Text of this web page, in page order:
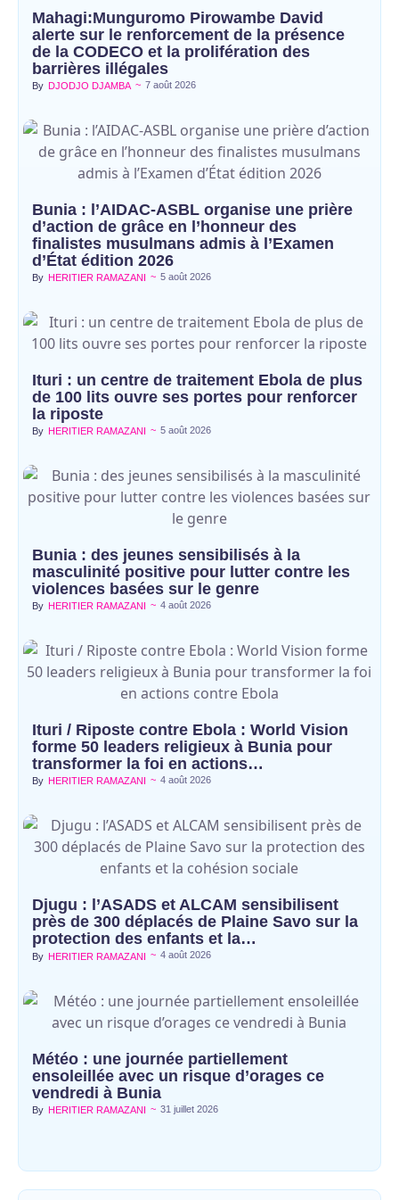
Mahagi:Munguromo Pirowambe David
alerte sur le renforcement de la présence
de la CODECO et la prolifération des
barrières illégales
By DJODJO DJAMBA ~ 7 août 2026
Bunia : l’AIDAC-ASBL organise une prière
d’action de grâce en l’honneur des
finalistes musulmans admis à l’Examen
d’État édition 2026
By HERITIER RAMAZANI ~ 5 août 2026
Ituri : un centre de traitement Ebola de plus
de 100 lits ouvre ses portes pour renforcer
la riposte
By HERITIER RAMAZANI ~ 5 août 2026
Bunia : des jeunes sensibilisés à la
masculinité positive pour lutter contre les
violences basées sur le genre
By HERITIER RAMAZANI ~ 4 août 2026
Ituri / Riposte contre Ebola : World Vision
forme 50 leaders religieux à Bunia pour
transformer la foi en actions…
By HERITIER RAMAZANI ~ 4 août 2026
Djugu : l’ASADS et ALCAM sensibilisent
près de 300 déplacés de Plaine Savo sur la
protection des enfants et la…
By HERITIER RAMAZANI ~ 4 août 2026
Météo : une journée partiellement
ensoleillée avec un risque d’orages ce
vendredi à Bunia
By HERITIER RAMAZANI ~ 31 juillet 2026